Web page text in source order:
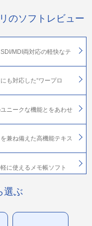
のソフトレビュー
MDI両対応の軽快なテ
も対応した“ワープロ
ニークな機能とをあわせ
兼ね備えた高機能テキス
に使えるメモ帳ソフト
選ぶ